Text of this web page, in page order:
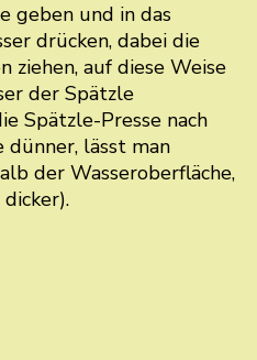
geben und in das
drücken, dabei die
ziehen, auf diese Weise
der Spätzle
Spätzle-Presse nach
dünner, lässt man
der Wasseroberfläche,